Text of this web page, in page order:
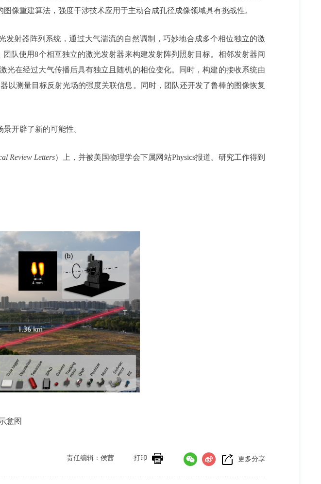
像重建算法，强度干涉技术应用于主动合成孔径成像领域具有挑战性。
射器阵列系统，通过大气湍流的自然调制，巧妙地合成多个相位独立的激
队使用8个相互独立的激光发射器来构建发射阵列照射目标。相邻发射器间
光在经过大气传播后具有独立且随机的相位变化。同时，构建的接收系统由
以测量目标反射光场的强度关联信息。同时，团队还开发了鲁棒的图像恢复
开辟了新的可能性。
Review Letters）上，并被美国物理学会下属网站Physics报道。研究工作得到
意图
更多分享
打印
责任编辑：侯茜